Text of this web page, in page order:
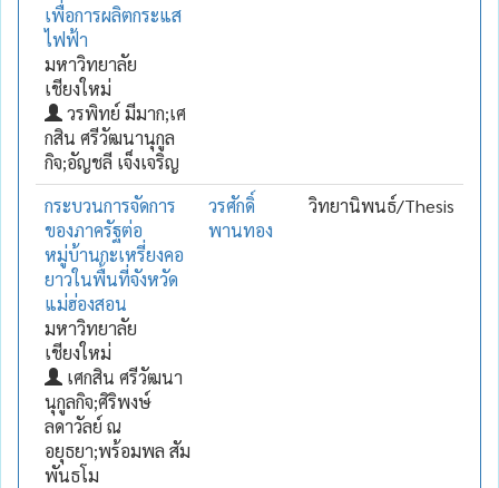
เพื่อการผลิตกระแส
ไฟฟ้า
มหาวิทยาลัย
เชียงใหม่
วรพิทย์ มีมาก;เศ
กสิน ศรีวัฒนานุกูล
กิจ;อัญชลี เจ็งเจริญ
กระบวนการจัดการ
ของภาครัฐต่อ
หมู่บ้านกะเหรี่ยงคอ
ยาวในพื้นที่จังหวัด
แม่ฮ่องสอน
มหาวิทยาลัย
เชียงใหม่
เศกสิน ศรีวัฒนา
นุกูลกิจ;ศิริพงษ์
ลดาวัลย์ ณ
อยุธยา;พร้อมพล สัม
พันธโม
วรศักดิ์
พานทอง
วิทยานิพนธ์/Thesis